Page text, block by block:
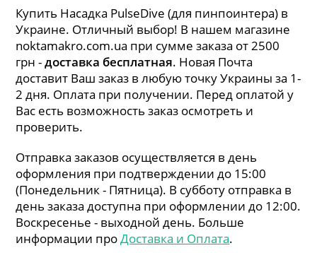
Купить Насадка PulseDive (для пинпоинтера) в
Украине. Отличный выбор! В нашем магазине
noktamakro.com.ua при сумме заказа от 2500
грн -доставка бесплатная. Новая Почта
доставит Ваш заказ в любую точку Украины за 1-
2 дня. Оплата при получении. Перед оплатой у
Вас есть возможность заказ осмотреть и
проверить.
Отправка заказов осуществляется в день
оформления при подтверждении до 15:00
(Понедельник - Пятница). В субботу отправка в
день заказа доступна при оформлении до 12:00.
Воскресенье - выходной день. Больше
информации проДоставка и Оплата.